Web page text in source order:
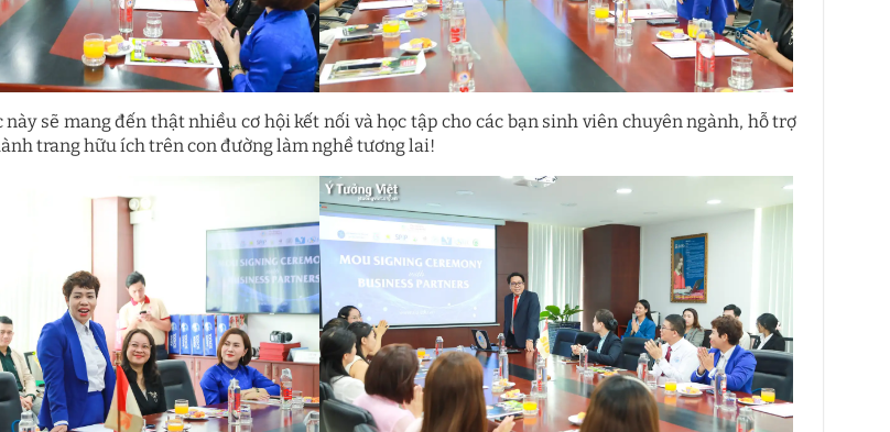
này sẽ mang đến thật nhiều cơ hội kết nối và học tập cho các bạn sinh viên chuyên ngành, hỗ trợ
trang hữu ích trên con đường làm nghề tương lai!